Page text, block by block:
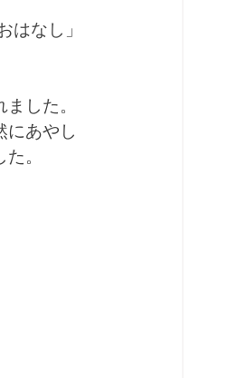
なし」
した。
にあやし
。